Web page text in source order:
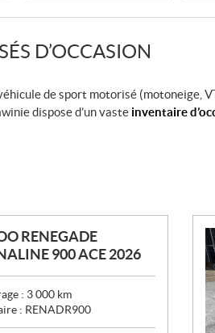
D’OCCASION
de sport motorisé (motoneige,
dispose d’un vaste inventaire
RENEGADE
900 ACE 2026
: 3 000 km
: RENADR900